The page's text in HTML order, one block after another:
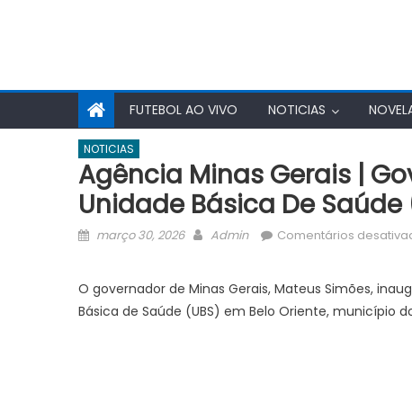
FUTEBOL AO VIVO NOTICIAS
NOTICIAS
Agência Minas Gerais |
Unidade Básica De Saúde
Posted
março 30, 2026 Author
Admin Comentários
O governador de Minas Gerais, Mateus Simões,
Básica de Saúde (UBS) em Belo Oriente, município